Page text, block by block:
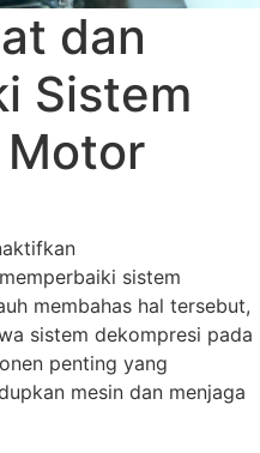
dan
Sistem
Motor
sistem
membahas hal tersebut,
sistem dekompresi pada
penting yang
mesin dan menjaga